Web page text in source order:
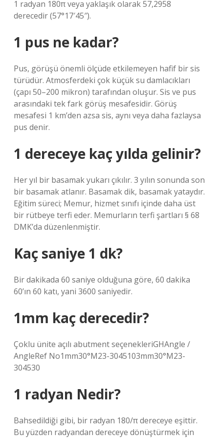
1 radyan 180π veya yaklaşık olarak 57,2958
derecedir (57°17′45″).
1 pus ne kadar?
Pus, görüşü önemli ölçüde etkilemeyen hafif bir sis
türüdür. Atmosferdeki çok küçük su damlacıkları
(çapı 50–200 mikron) tarafından oluşur. Sis ve pus
arasındaki tek fark görüş mesafesidir. Görüş
mesafesi 1 km’den azsa sis, aynı veya daha fazlaysa
pus denir.
1 dereceye kaç yılda gelinir?
Her yıl bir basamak yukarı çıkılır. 3 yılın sonunda son
bir basamak atlanır. Basamak dik, basamak yataydır.
Eğitim süreci; Memur, hizmet sınıfı içinde daha üst
bir rütbeye terfi eder. Memurların terfi şartları § 68
DMK’da düzenlenmiştir.
Kaç saniye 1 dk?
Bir dakikada 60 saniye olduğuna göre, 60 dakika
60’ın 60 katı, yani 3600 saniyedir.
1mm kaç derecedir?
Çoklu ünite açılı abutment seçenekleriGHAngle /
AngleRef No1mm30°M23-3045103mm30°M23-
304530
1 radyan Nedir?
Bahsedildiği gibi, bir radyan 180/π dereceye eşittir.
Bu yüzden radyandan dereceye dönüştürmek için